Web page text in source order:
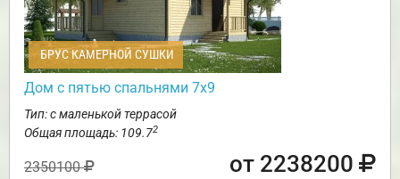
БРУС КАМЕРНОЙ СУШКИ
Дом с пятью спальнями 7х9
Тип: с маленькой террасой
Общая площадь: 109.72
2350100 от 2238200